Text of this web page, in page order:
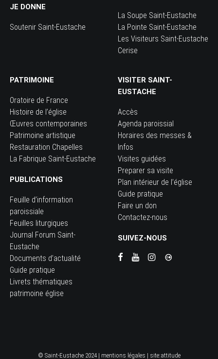
JE DONNE
Soutenir Saint-Eustache
La Soupe Saint-Eustache
La Pointe Saint-Eustache
Les Visiteurs Saint-Eustache
Cerise
PATRIMOINE
Oratoire de France
Histoire de l’église
Œuvres contemporaines
Patrimoine artistique
Restauration Chapelles
La Fabrique Saint-Eustache
PUBLICATIONS
Feuille d’information
paroissiale
Feuilles liturgiques
Journal Forum Saint-
Eustache
Documents d’actualité
Guide pratique
Livrets thématiques
patrimoine église
VISITER SAINT-
EUSTACHE
Accès
Agenda paroissial
Horaires des messes &
Infos
Visites guidées
Preparer sa visite
Plan intérieur de l’église
Guide pratique
Faire un don
Contactez-nous
SUIVEZ-NOUS
© Saint-Eustache 2024 | mentions légales | site:attitude